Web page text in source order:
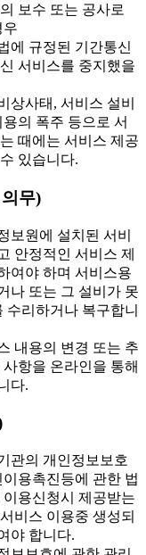
보수 또는 공사로
우
에 규정된 기간통신
서비스를 중지했을
사태, 서비스 설비
의 폭주 등으로 서
때에는 서비스 제공
있습니다.
무)
원에 설치된 서비
안정적인 서비스 제
여야 하며 서비스용
나 또는 그 설비가 못
수리하거나 복구합니
내용의 변경 또는 추
항을 온라인을 통해
다.
관의 개인정보보호
용촉진등에 관한 법
용신청시 제공받는
비스 이용중 생성되
야 합니다.